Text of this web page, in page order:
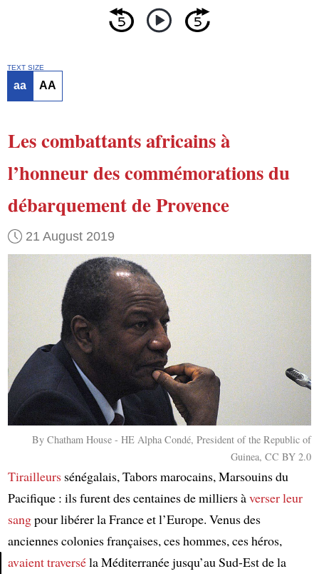
TEXT SIZE
aa AA
Les combattants africainsà
l’honneur des commémorations du
débarquement de Provence
21 August 2019
By Chatham House - HE Alpha Condé, President of the Republic of
Guinea, CC BY 2.0
Tirailleurssénégalais, Tabors marocains, Marsouins du
Pacifique : ils furent des centaines de milliers àverser leur
sangpour libérer la France et l’Europe. Venus des
anciennes colonies françaises, ces hommes, ces héros,
avaient traverséla Méditerranée jusqu’au Sud-Est de la